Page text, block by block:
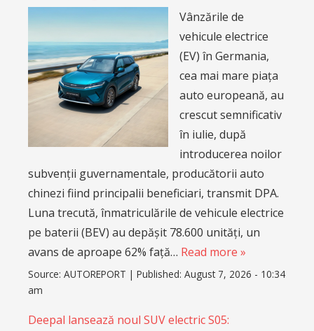
Vânzările de
vehicule electrice
(EV) în Germania,
cea mai mare piața
auto europeană, au
crescut semnificativ
în iulie, după
introducerea noilor
subvenții guvernamentale, producătorii auto
chinezi fiind principalii beneficiari, transmit DPA.
Luna trecută, înmatriculările de vehicule electrice
pe baterii (BEV) au depășit 78.600 unități, un
avans de aproape 62% față… Read more »
Source: AUTOREPORT | Published: August 7, 2026 - 10:34
am
Deepal lansează noul SUV electric S05: